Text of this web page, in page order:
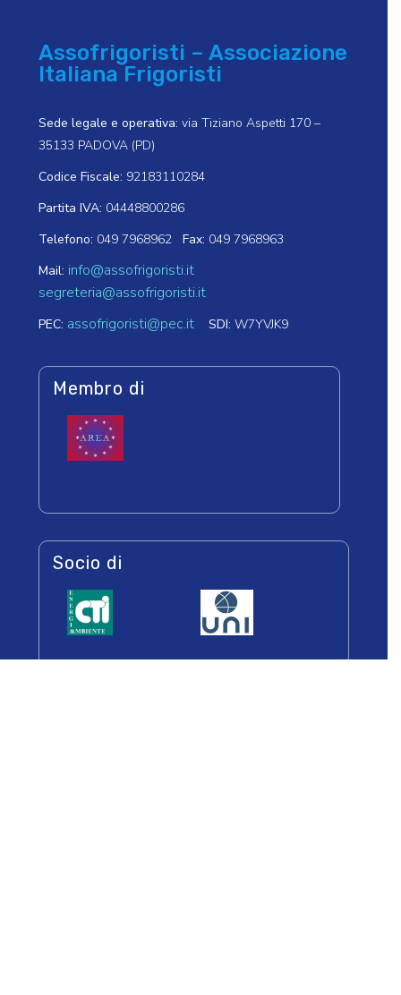
Assofrigoristi – Associazione
Italiana Frigoristi
Sede legale e operativa: via Tiziano Aspetti 170 –
35133 PADOVA (PD)
Codice Fiscale: 92183110284
Partita IVA: 04448800286
Telefono: 049 7968962 Fax: 049 7968963
Mail: info@assofrigoristi.it
segreteria@assofrigoristi.it
PEC: assofrigoristi@pec.it SDI: W7YVJK9
Membro di
Socio di